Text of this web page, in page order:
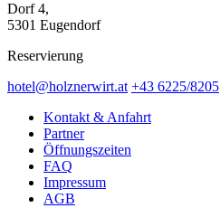
Dorf 4,
5301 Eugendorf
Reservierung
hotel@holznerwirt.at +43 6225/8205
Kontakt & Anfahrt
Partner
Öffnungszeiten
FAQ
Impressum
AGB